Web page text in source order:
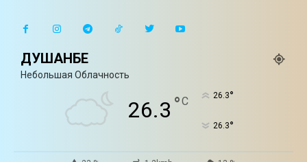
ДУШАНБЕ
Небольшая Облачность
26.3 °C 26.3°
26.3°